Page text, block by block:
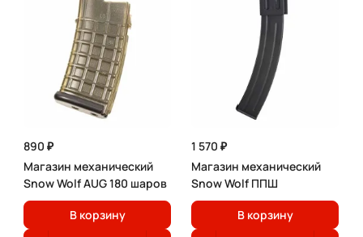
890 ₽
Магазин механический
Snow Wolf AUG 180 шаров
В корзину
1 570 ₽
Магазин механический
Snow Wolf ППШ
В корзину